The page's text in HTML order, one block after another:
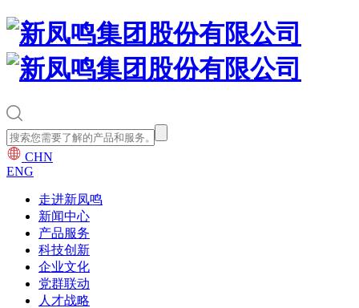
CHN
ENG
走进新凤鸣
新闻中心
产品服务
科技创新
企业文化
党群联动
人才战略